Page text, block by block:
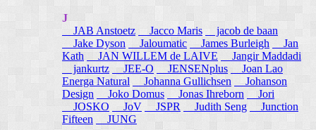
J
JAB Anstoetz
Jacco Maris
jacob de baan
Jake Dyson
Jaloumatic James Burleigh
Jan
Kath
JAN WILLEM de LAIVE
Jangir Maddadi
jankurtz JEE-O JENSENplus
Joan Lao
Energa Natural
Johanna Gullichsen
Johanson
Design
Joko Domus Jonas Ihreborn
Jori
JOSKO
JoV JSPR Judith Seng
Junction
Fifteen
JUNG